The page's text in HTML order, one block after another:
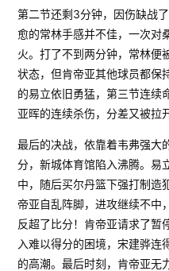
第二节还剩3分钟，因伤缺战
愈的常林手感并不佳，一次对
火。打了不到两分钟，常林便
状态，但肯帝亚其他球员都保
的易立依旧勇猛，第三节连续
亚晖的连续杀伤，分差又被拉
最后的决战，依靠着韦弗强大
分，新城体育馆陷入沸腾。易
中，随后买尔丹篮下强打制造
帝亚自乱阵脚，进攻继续不中
反超了比分！肯帝亚请求了暂
入难以得分的困境，宋建骅
的高潮。最后时刻，肯帝亚无